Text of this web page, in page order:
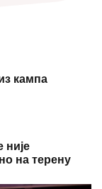
кампа
није
на терену